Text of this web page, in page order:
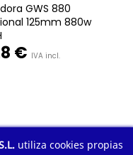
GWS 880
125mm 880w
€ IVA incl.
3 4
utiliza cookies propias